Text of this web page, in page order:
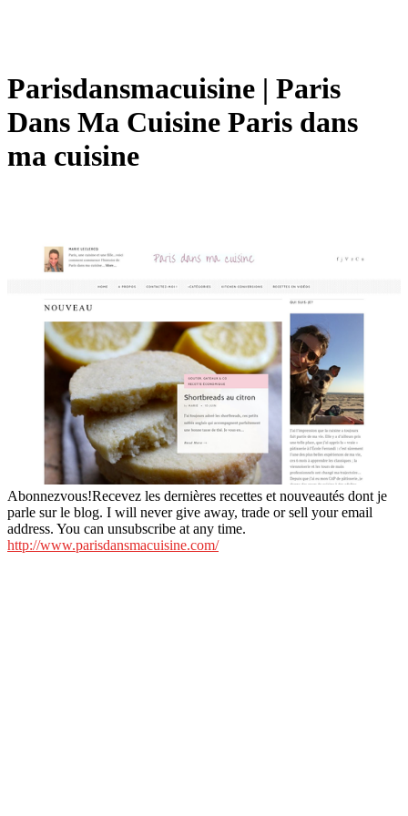
Paris­dansmacuisi­ne | Paris
Dans Ma Cuisine Paris dans
ma cuisine
Abonnezvous!Recevez les dernières recettes et nouveautés dont je
parle sur le blog. I will never give away, trade or sell your email
address. You can unsubscribe at any time.
http://www.parisdansmacuisine.com/